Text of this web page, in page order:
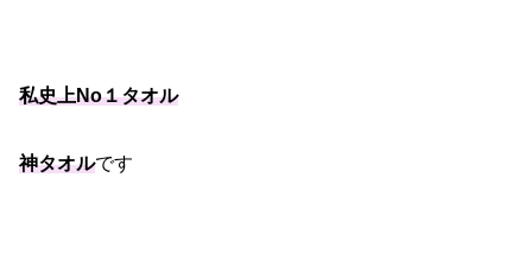
私史上No１タオル
神タオルです